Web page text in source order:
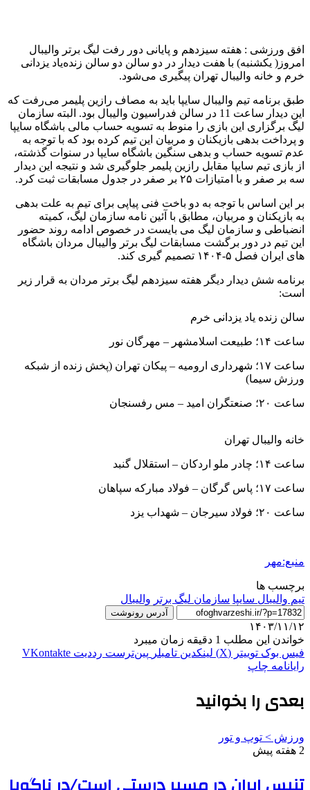
افق ورزشی : هفته سیزدهم و پایانی دور رفت لیگ برتر والیبال
امروز( یکشنبه) با هفت دیدار در دو سالن دو سالن زنده‌یاد یزدانی
خرم و خانه والیبال تهران پیگیری می‌شود.
طبق برنامه تیم والیبال سایپا باید به مصاف رازین پلیمر می‌رفت که
این دیدار ساعت 11 در سالن فدراسیون والیبال بود. البته سازمان
لیگ برگزاری این بازی را منوط به تسویه حساب مالی باشگاه سایپا
و پرداخت بدهی بازیکنان و مربیان این تیم کرده بود که با توجه به
عدم تسویه حساب و بدهی سنگین باشگاه سایپا در سنوات گذشته،
از بازی تیم سایپا مقابل رازین پلیمر جلوگیری شد و نتیجه این دیدار
سه بر صفر و با امتیازات ۲۵ بر صفر در جدول مسابقات ثبت کرد.
بر این اساس با توجه به دو باخت فنی پیاپی برای تیم به علت بدهی
به بازیکنان و مربیان، مطابق با آئین نامه سازمان لیگ، کمیته
انضباطی و سازمان لیگ می بایست در خصوص ادامه روند حضور
این تیم در دور برگشت مسابقات لیگ برتر والیبال مردان باشگاه
های ایران فصل ۵-۱۴۰۴ تصمیم گیری کند.
برنامه شش دیدار دیگر هفته سیزدهم لیگ برتر مردان به قرار زیر
است:
سالن زنده یاد یزدانی خرم
ساعت ۱۴؛ طبیعت اسلامشهر – مهرگان نور
ساعت ۱۷؛ شهرداری ارومیه – پیکان تهران (پخش زنده از شبکه
ورزش سیما)
ساعت ۲۰؛ صنعتگران امید – مس رفسنجان
خانه والیبال تهران
ساعت ۱۴؛ چادر ملو اردکان – استقلال گنبد
ساعت ۱۷؛ پاس گرگان – فولاد مبارکه سپاهان
ساعت ۲۰؛ فولاد سیرجان – شهداب یزد
منبع:مهر
برچسب ها
تیم والیبال سایپا سازمان لیگ برتر والیبال
آدرس رونوشت
۱۴۰۳/۱۱/۱۲
خواندن این مطلب 1 دقیقه زمان میبرد
فیس بوک توییتر (X) لینکدین ‫تامبلر ‫پین‌ترست ‫رددیت ‫VKontakte
رایانامه چاپ
بعدی را بخوانید
ورزش > توپ و تور
2 هفته پیش